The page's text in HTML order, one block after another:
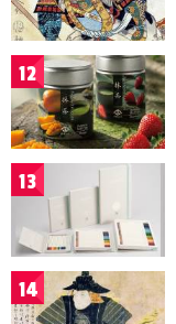
12
13
14